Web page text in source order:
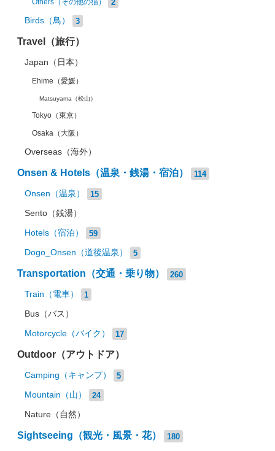
Others（その他の猫）
Birds（鳥） 3
Travel（旅行）
Japan（日本）
Ehime（愛媛）
Matsuyama（松山）
Tokyo（東京）
Osaka（大阪）
Overseas（海外）
Onsen & Hotels（温泉・銭湯・宿泊） 114
Onsen（温泉） 15
Sento（銭湯）
Hotels（宿泊） 59
Dogo_Onsen（道後温泉） 5
Transportation（交通・乗り物） 260
Train（電車） 1
Bus（バス）
Motorcycle（バイク） 17
Outdoor（アウトドア）
Camping（キャンプ） 5
Mountain（山） 24
Nature（自然）
Sightseeing（観光・風景・花） 180